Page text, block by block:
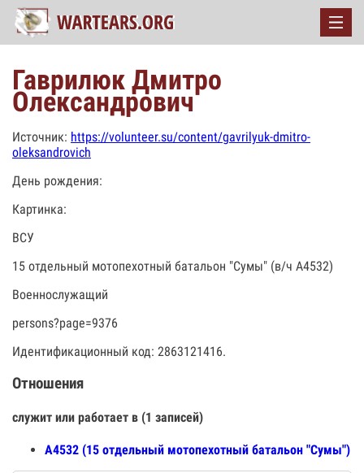
Гаврилюк Дмитро
Олександрович
Источник: https://volunteer.su/content/gavrilyuk-dmitro-
oleksandrovich
День рождения:
Картинка:
ВСУ
15 отдельный мотопехотный батальон "Сумы" (в/ч А4532)
Военнослужащий
persons?page=9376
Идентификационный код: 2863121416.
Отношения
служит или работает в (1 записей)
А4532 (15 отдельный мотопехотный батальон "Сумы")